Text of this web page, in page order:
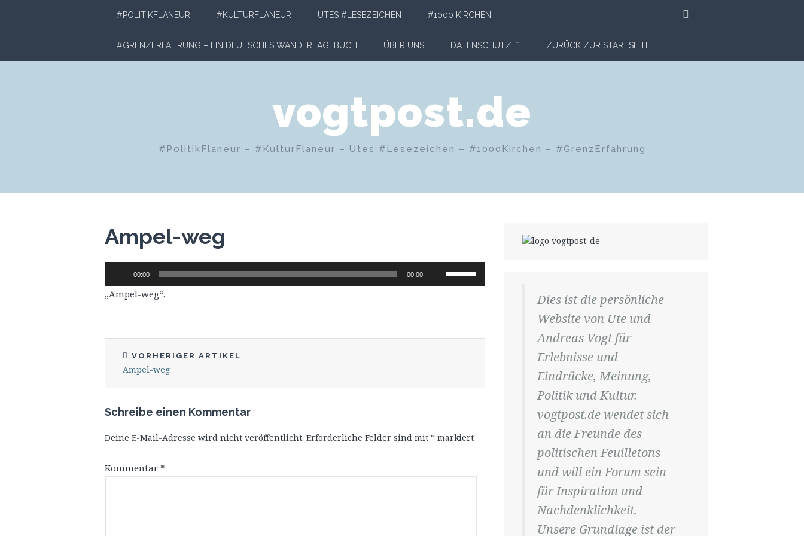
#POLITIKFLANEUR #KULTURFLANEUR UTES #LESEZEICHEN #1000 KIRCHEN
#GRENZERFAHRUNG – EIN DEUTSCHES WANDERTAGEBUCH ÜBER UNS DATENSCHUTZ ZURÜCK ZUR STARTSEITE
vogtpost.de
#PolitikFlaneur – #KulturFlaneur – Utes #Lesezeichen – #1000Kirchen – #GrenzErfahrung
Ampel-weg
Player
00:00 00:00
Pfeiltasten
Hoch/Runter
„Ampel-weg“.
VORHERIGER ARTIKEL
Ampel-weg
Schreibe einen Kommentar
Deine E-Mail-Adresse wird nicht veröffentlicht. Erforderliche Felder sind mit * markiert
Kommentar *
Dies ist die persönliche
Website von Ute und
Andreas Vogt für
Erlebnisse und
Eindrücke, Meinung,
Politik und Kultur.
vogtpost.de wendet sich
an die Freunde des
politischen Feuilletons
und will ein Forum sein
für Inspiration und
Nachdenklichkeit.
Unsere Grundlage ist der